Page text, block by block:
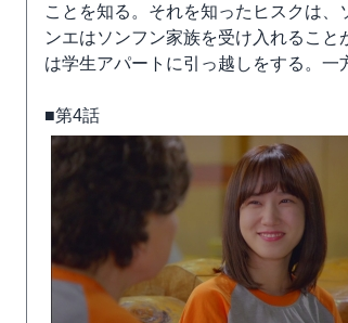
ことを知る。それを知ったヒスクは
ンエはソンフン家族を受け入れるこ
は学生アパートに引っ越しをする。
■第4話